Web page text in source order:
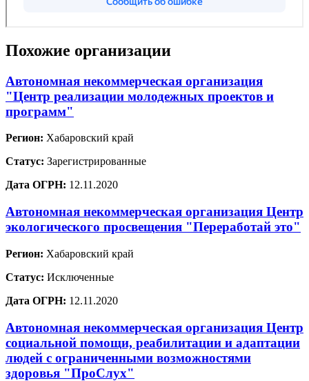
Похожие организации
Автономная некоммерческая организация
"Центр реализации молодежных проектов и
программ"
Регион: Хабаровский край
Статус: Зарегистрированные
Дата ОГРН: 12.11.2020
Автономная некоммерческая организация Центр
экологического просвещения "Переработай это"
Регион: Хабаровский край
Статус: Исключенные
Дата ОГРН: 12.11.2020
Автономная некоммерческая организация Центр
социальной помощи, реабилитации и адаптации
людей с ограниченными возможностями
здоровья "ПроСлух"